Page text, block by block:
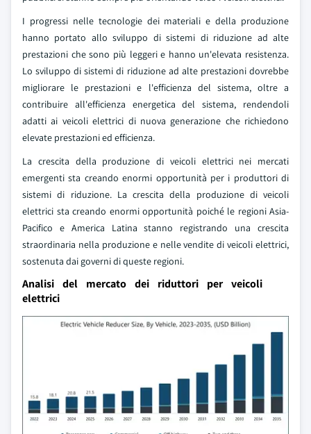
I progressi nelle tecnologie dei materiali e della produzione
hanno portato allo sviluppo di sistemi di riduzione ad alte
prestazioni che sono più leggeri e hanno un'elevata resistenza.
Lo sviluppo di sistemi di riduzione ad alte prestazioni dovrebbe
migliorare le prestazioni e l'efficienza del sistema, oltre a
contribuire all'efficienza energetica del sistema, rendendoli
adatti ai veicoli elettrici di nuova generazione che richiedono
elevate prestazioni ed efficienza.
La crescita della produzione di veicoli elettrici nei mercati
emergenti sta creando enormi opportunità per i produttori di
sistemi di riduzione. La crescita della produzione di veicoli
elettrici sta creando enormi opportunità poiché le regioni Asia-
Pacifico e America Latina stanno registrando una crescita
straordinaria nella produzione e nelle vendite di veicoli elettrici,
sostenuta dai governi di queste regioni.
Analisi del mercato dei riduttori per veicoli
elettrici